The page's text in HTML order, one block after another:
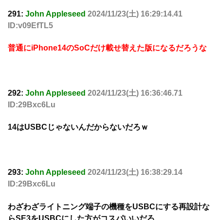
291: John Appleseed 2024/11/23(土) 16:29:14.41
ID:v09EfTL5
普通にiPhone14のSoCだけ載せ替えた版になるだろうな
292: John Appleseed 2024/11/23(土) 16:36:46.71
ID:29Bxc6Lu
14はUSBCじゃないんだからないだろｗ
293: John Appleseed 2024/11/23(土) 16:38:29.14
ID:29Bxc6Lu
わざわざライトニング端子の機種をUSBCにする再設計な
らSE3をUSBCにした方がコスパいいだろ